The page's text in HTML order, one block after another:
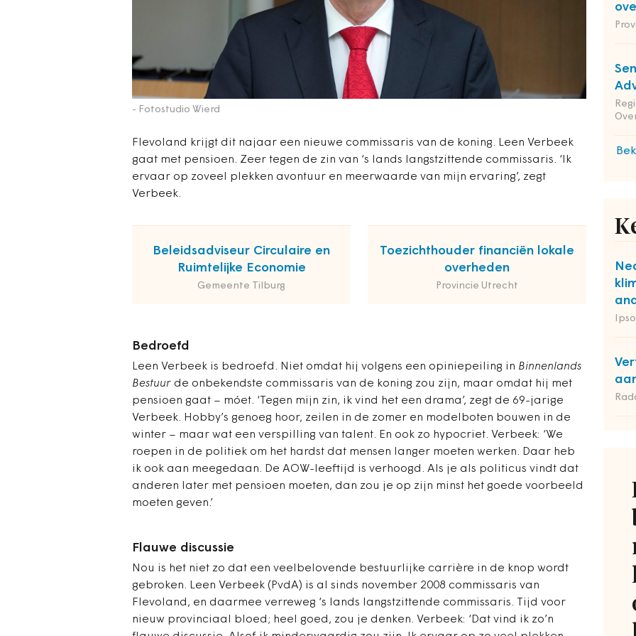
- Fotostudio Wierd
Flevoland krijgt dit najaar een nieuwe commissaris van de koning. Leen Verbeek
gaat met pensioen. Zeer tegen de zin van ‘s lands langstzittende commissaris. ‘Ik
ervaar op zoveel plekken avontuur en meerwaarde van mijn ervaring’, zegt
Verbeek.
Beleidsadviseur Circulaire en
Ruimtelijke Economie
Gemeente Tilburg
Toezichthouder financiën lokale
overheden
Provincie Utrecht
Bedroefd
Leen Verbeek is bedroefd. Niet omdat hij volgens een opiniepeiling in Binnenlands
Bestuur de onbekendste commissaris van de koning zou zijn, maar omdat hij met
pensioen gaat – móet. ‘Tegen mijn zin, ik vind het een drama’, zegt de 69-jarige
Verbeek. Hobby’s genoeg hoor, zeilen in de zomer en modelboten bouwen in de
winter – maar wat een verspilling van talent. En ook zo hypocriet. Verbeek: ‘We
roepen in de politiek om het hardst dat mensen langer moeten werken. Daar heb
ik ook aan meegedaan. De AOW-leeftijd is verhoogd. Als je als politicus vindt dat
anderen later met pensioen moeten, dan zou je op zijn minst het goede voorbeeld
moeten geven.’
Flauwe discussie
Nou is het niet zo dat een veelbelovende bestuurlijke carrière in de knop wordt
gebroken. Leen Verbeek (PvdA) is al sinds november 2008 commissaris van
Flevoland, en daarmee verreweg ‘s lands langstzittende commissaris. Tijd voor
nieuw provinciaal bloed; heel goed, zou je denken. Verbeek: ‘Dat vind ik zo’n